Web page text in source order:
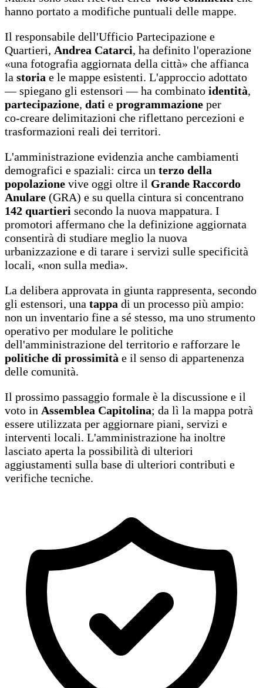
hanno portato a modifiche puntuali delle mappe.
Il responsabile dell'Ufficio Partecipazione e
Quartieri, Andrea Catarci, ha definito l'operazione
«una fotografia aggiornata della città» che affianca
la storia e le mappe esistenti. L'approccio adottato
— spiegano gli estensori — ha combinato identità,
partecipazione, dati e programmazione per
co‑creare delimitazioni che riflettano percezioni e
trasformazioni reali dei territori.
L'amministrazione evidenzia anche cambiamenti
demografici e spaziali: circa un terzo della
popolazione vive oggi oltre il Grande Raccordo
Anulare (GRA) e su quella cintura si concentrano
142 quartieri secondo la nuova mappatura. I
promotori affermano che la definizione aggiornata
consentirà di studiare meglio la nuova
urbanizzazione e di tarare i servizi sulle specificità
locali, «non sulla media».
La delibera approvata in giunta rappresenta, secondo
gli estensori, una tappa di un processo più ampio:
non un inventario fine a sé stesso, ma uno strumento
operativo per modulare le politiche
dell'amministrazione del territorio e rafforzare le
politiche di prossimità e il senso di appartenenza
delle comunità.
Il prossimo passaggio formale è la discussione e il
voto in Assemblea Capitolina; da lì la mappa potrà
essere utilizzata per aggiornare piani, servizi e
interventi locali. L'amministrazione ha inoltre
lasciato aperta la possibilità di ulteriori
aggiustamenti sulla base di ulteriori contributi e
verifiche tecniche.